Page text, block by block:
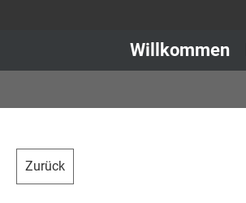
Willkommen
Zurück